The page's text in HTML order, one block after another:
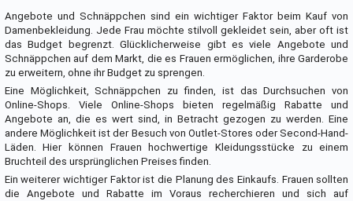
Angebote und Schnäppchen sind ein wichtiger Faktor beim Kauf von
Damenbekleidung. Jede Frau möchte stilvoll gekleidet sein, aber oft ist
das Budget begrenzt. Glücklicherweise gibt es viele Angebote und
Schnäppchen auf dem Markt, die es Frauen ermöglichen, ihre Garderobe
zu erweitern, ohne ihr Budget zu sprengen.
Eine Möglichkeit, Schnäppchen zu finden, ist das Durchsuchen von
Online-Shops. Viele Online-Shops bieten regelmäßig Rabatte und
Angebote an, die es wert sind, in Betracht gezogen zu werden. Eine
andere Möglichkeit ist der Besuch von Outlet-Stores oder Second-Hand-
Läden. Hier können Frauen hochwertige Kleidungsstücke zu einem
Bruchteil des ursprünglichen Preises finden.
Ein weiterer wichtiger Faktor ist die Planung des Einkaufs. Frauen sollten
die Angebote und Rabatte im Voraus recherchieren und sich auf